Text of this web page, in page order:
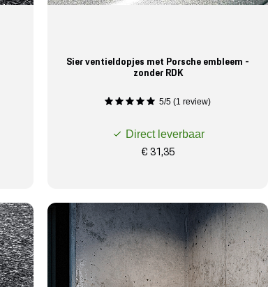
Sier ventieldopjes met Porsche embleem -
zonder RDK
5/5 (1 review)
Direct leverbaar
€ 31,35